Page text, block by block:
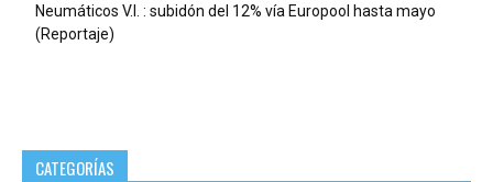
Neumáticos V.I. : subidón del 12% vía Europool hasta mayo
(Reportaje)
CATEGORÍAS